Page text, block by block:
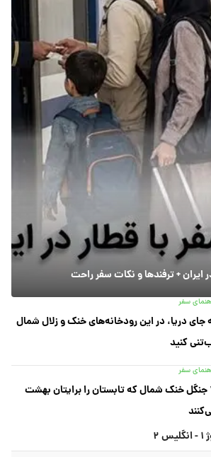
ایران + ترفندها و نکات سفر راحت
سفر
جای دریا، در این رودخانه‌های خنک و زلال شمال
کنید
سفر
۷ جنگل خنک شمال که تابستان را برایتان بهشت